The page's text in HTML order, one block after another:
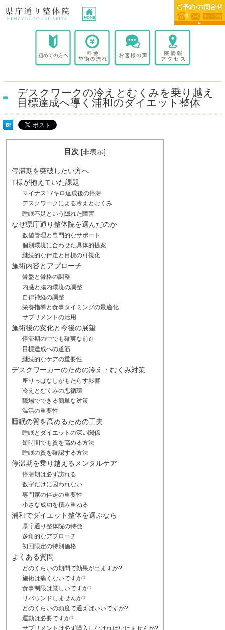
デスクワークの冷えとむくみを乗り越え
目標達成へ導く浦和のダイエット整体
目次 [非表示]
停滞期を突破したい方へ
T様が抱えていた課題
マイナス17キロ達成後の停滞
デスクワークによる冷えとむくみ
睡眠不足という隠れた障害
なぜ県庁通り整体院を選んだのか
数値管理と専門的なサポート
個別環境に合わせた具体的提案
継続的な伴走と目標の可視化
施術内容とアプローチ
骨盤と骨格の調整
内臓と腸内環境の調整
自律神経の調整
栄養指導と食事タイミングの最適化
サプリメントの活用
施術後の変化と今後の展望
停滞期の中でも確実な前進
目標達成への道筋
継続的なケアの重要性
デスクワーカーのための冷え・むくみ対策
座りっぱなしがもたらす影響
冷えとむくみの悪循環
職場でできる簡単な対策
温活の重要性
睡眠の質を高めるための工夫
睡眠とダイエットの深い関係
短時間でも質を高める方法
睡眠の質を確認する方法
停滞期を乗り越えるメンタルケア
停滞期は必ず訪れる
数字だけに囚われない
専門家の伴走の重要性
小さな成功を積み重ねる
浦和でダイエット整体を選ぶなら
県庁通り整体院の特徴
多角的なアプローチ
初回限定の特別価格
よくある質問
どのくらいの期間で効果が出ますか?
施術は痛くないですか?
食事制限は厳しいですか?
リバウンドしませんか?
どのくらいの頻度で通えばいいですか?
運動は必要ですか?
サプリメントは必ず購入しなければいけませんか?